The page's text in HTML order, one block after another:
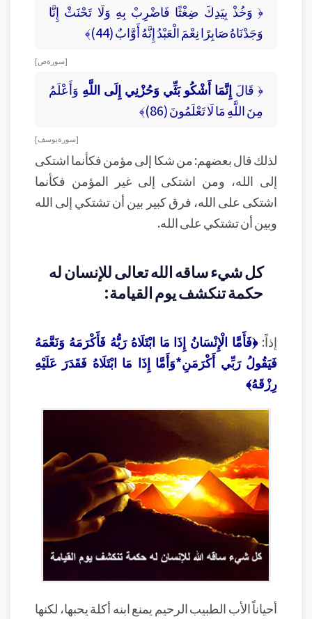
﴿ وَخُذْ بِيَدِكَ ضِغْثًا فَاضْرِبْ بِهِ وَلَا تَحْنَثْ إِنَّا
وَجَدْنَاهُ صَابِرًا نِعْمَ الْعَبْدُ إِنَّهُ أَوَّابٌ (44)﴾
[ سورة ص ]
﴿ قَالَ إِنَّمَا أَشْكُو بَثِّي وَحُزْنِي إِلَى اللَّهِ وَأَعْلَمُ
مِنَ اللَّهِ مَا لَا تَعْلَمُونَ (86)﴾
[ سورة يوسف ]
لذلك قال بعضهم: من شكا إلى مؤمن فكأنما اشتكى
إلى الله، ومن اشتكى إلى غير المؤمن فكأنما
اشتكى على الله، فرق كبير بين أن تشتكي إلى الله
وبين أن تشتكي على الله.
كل شيء ساقه الله تعالى للإنسان له
حكمة تنكشف يوم القيامة:
إذاً: ﴿فَأَمَّا الْإِنْسَانُ إِذَا مَا ابْتَلَاهُ رَبُّهُ فَأَكْرَمَهُ وَنَعَّمَهُ
فَيَقُولُ رَبِّي أَكْرَمَنِ*وَأَمَّا إِذَا مَا ابْتَلَاهُ فَقَدَرَ عَلَيْهِ
رِزْقَهُ﴾
أحياناً الأب الطبيب الرحيم يمنع ابنه أكلة يحبها، لكنها